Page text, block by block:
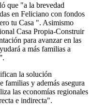
que "a la brevedad
en Feliciano con fondos
tu Casa ". Asimismo
Casa Propia-Construir
para avanzar en las
a más familias a
la solución
familias y además asegura
las economías regionales
e indirecta".